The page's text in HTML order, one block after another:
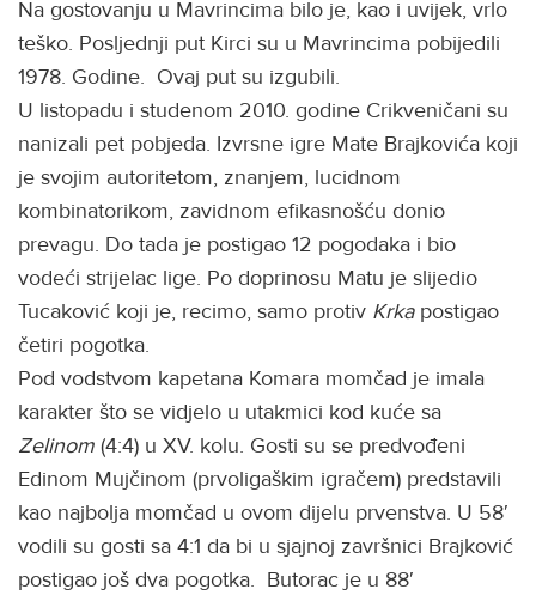
Na gostovanju u Mavrincima bilo je, kao i uvijek, vrlo
teško. Posljednji put Kirci su u Mavrincima pobijedili
1978. Godine. Ovaj put su izgubili.
U listopadu i studenom 2010. godine Crikveničani su
nanizali pet pobjeda. Izvrsne igre Mate Brajkovića koji
je svojim autoritetom, znanjem, lucidnom
kombinatorikom, zavidnom efikasnošću donio
prevagu. Do tada je postigao 12 pogodaka i bio
vodeći strijelac lige. Po doprinosu Matu je slijedio
Tucaković koji je, recimo, samo protiv Krkapostigao
četiri pogotka.
Pod vodstvom kapetana Komara momčad je imala
karakter što se vidjelo u utakmici kod kuće sa
Zelinom (4:4) u XV. kolu. Gosti su se predvođeni
Edinom Mujčinom (prvoligaškim igračem) predstavili
kao najbolja momčad u ovom dijelu prvenstva. U 58′
vodili su gosti sa 4:1 da bi u sjajnoj završnici Brajković
postigao još dva pogotka. Butorac je u 88′